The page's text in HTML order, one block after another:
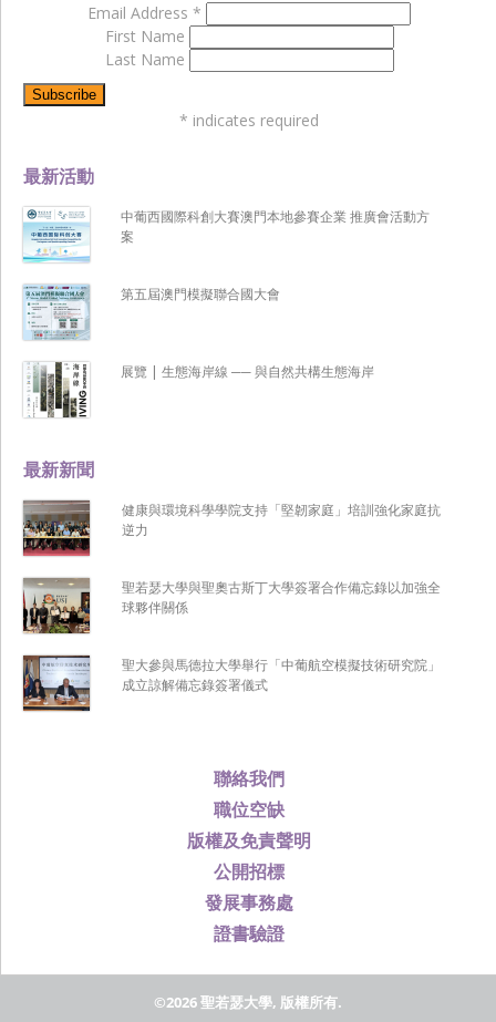
聯絡我們
職位空缺
版權及免責聲明
公開招標
發展事務處
證書驗證
最新新聞
健康與環境科學學院支持「堅韌家庭」培訓強化家庭抗
逆力
聖若瑟大學與聖奧古斯丁大學簽署合作備忘錄以加強全
球夥伴關係
聖大參與馬德拉大學舉行「中葡航空模擬技術研究院」
成立諒解備忘錄簽署儀式
最新活動
中葡西國際科創大賽澳門本地參賽企業 推廣會活動方
案
第五屆澳門模擬聯合國大會
展覽 | 生態海岸線 ── 與自然共構生態海岸
Email Address *
First Name
Last Name
* indicates required
©2026 聖若瑟大學, 版權所有.